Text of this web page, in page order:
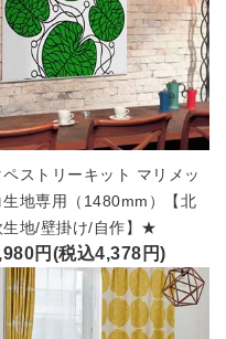
ペストリーキット マリメッ
生地専用（1480mm）【北
生地/壁掛け/自作】★
円(税込4,378円)